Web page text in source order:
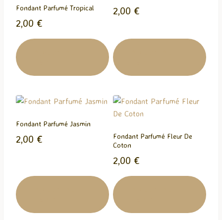
Fondant Parfumé Tropical
2,00 €
2,00 €
Fondant Parfumé Jasmin
2,00 €
Fondant Parfumé Fleur De
Coton
2,00 €